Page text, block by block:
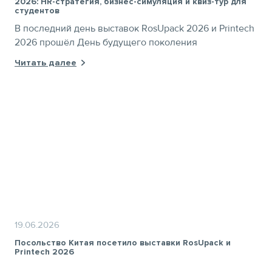
студентов
В последний день выставок RosUpack 2026 и Printech
2026 прошёл День будущего поколения
Читать далее
19.06.2026
Посольство Китая посетило выставки RosUpack и
Printech 2026